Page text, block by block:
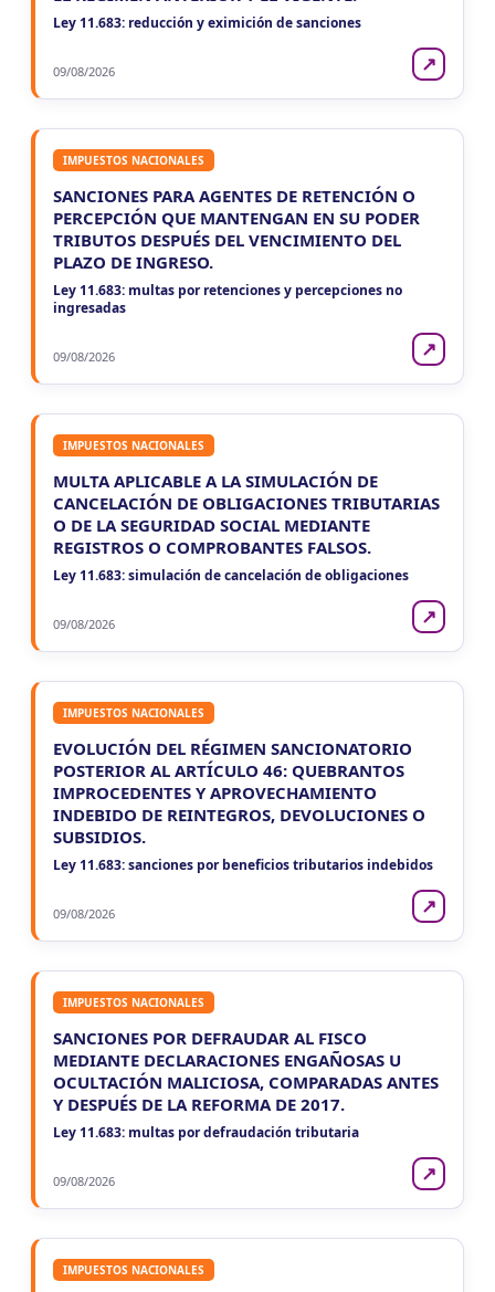
Ley 11.683: reducción y eximición de sanciones
09/08/2026 ↗
IMPUESTOS NACIONALES
SANCIONES PARA AGENTES DE RETENCIÓN O
PERCEPCIÓN QUE MANTENGAN EN SU PODER
TRIBUTOS DESPUÉS DEL VENCIMIENTO DEL
PLAZO DE INGRESO.
Ley 11.683: multas por retenciones y percepciones no
ingresadas
09/08/2026 ↗
IMPUESTOS NACIONALES
MULTA APLICABLE A LA SIMULACIÓN DE
CANCELACIÓN DE OBLIGACIONES TRIBUTARIAS
O DE LA SEGURIDAD SOCIAL MEDIANTE
REGISTROS O COMPROBANTES FALSOS.
Ley 11.683: simulación de cancelación de obligaciones
09/08/2026 ↗
IMPUESTOS NACIONALES
EVOLUCIÓN DEL RÉGIMEN SANCIONATORIO
POSTERIOR AL ARTÍCULO 46: QUEBRANTOS
IMPROCEDENTES Y APROVECHAMIENTO
INDEBIDO DE REINTEGROS, DEVOLUCIONES O
SUBSIDIOS.
Ley 11.683: sanciones por beneficios tributarios indebidos
09/08/2026 ↗
IMPUESTOS NACIONALES
SANCIONES POR DEFRAUDAR AL FISCO
MEDIANTE DECLARACIONES ENGAÑOSAS U
OCULTACIÓN MALICIOSA, COMPARADAS ANTES
Y DESPUÉS DE LA REFORMA DE 2017.
Ley 11.683: multas por defraudación tributaria
09/08/2026 ↗
IMPUESTOS NACIONALES